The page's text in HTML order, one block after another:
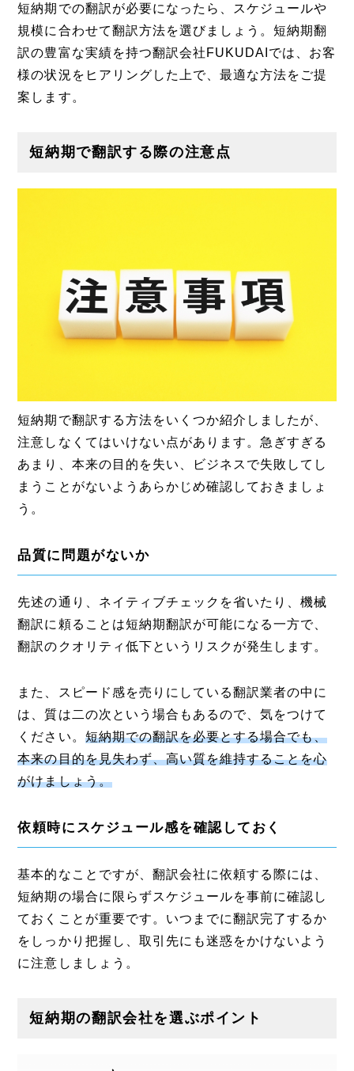
短納期での翻訳が必要になったら、スケジュールや
規模に合わせて翻訳方法を選びましょう。短納期翻
訳の豊富な実績を持つ翻訳会社FUKUDAIでは、お客
様の状況をヒアリングした上で、最適な方法をご提
案します。
短納期で翻訳する際の注意点
短納期で翻訳する方法をいくつか紹介しましたが、
注意しなくてはいけない点があります。急ぎすぎる
あまり、本来の目的を失い、ビジネスで失敗してし
まうことがないようあらかじめ確認しておきましょ
う。
品質に問題がないか
先述の通り、ネイティブチェックを省いたり、機械
翻訳に頼ることは短納期翻訳が可能になる一方で、
翻訳のクオリティ低下というリスクが発生します。
また、スピード感を売りにしている翻訳業者の中に
は、質は二の次という場合もあるので、気をつけて
ください。 短納期での翻訳を必要とする場合でも、
本来の目的を見失わず、高い質を維持することを心
がけましょう。
依頼時にスケジュール感を確認しておく
基本的なことですが、翻訳会社に依頼する際には、
短納期の場合に限らずスケジュールを事前に確認し
ておくことが重要です。いつまでに翻訳完了するか
をしっかり把握し、取引先にも迷惑をかけないよう
に注意しましょう。
短納期の翻訳会社を選ぶポイント